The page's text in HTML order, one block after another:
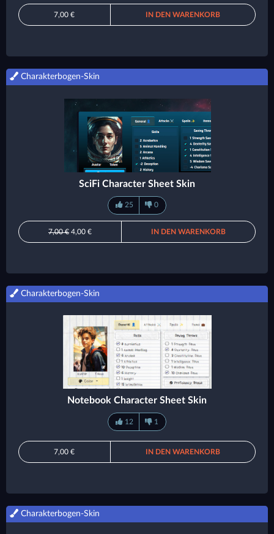
7,00 € IN DEN WARENKORB
Charakterbogen-Skin
SciFi Character Sheet Skin
25 0
7,00 € 4,00 € IN DEN WARENKORB
Charakterbogen-Skin
Notebook Character Sheet Skin
12 1
7,00 € IN DEN WARENKORB
Charakterbogen-Skin